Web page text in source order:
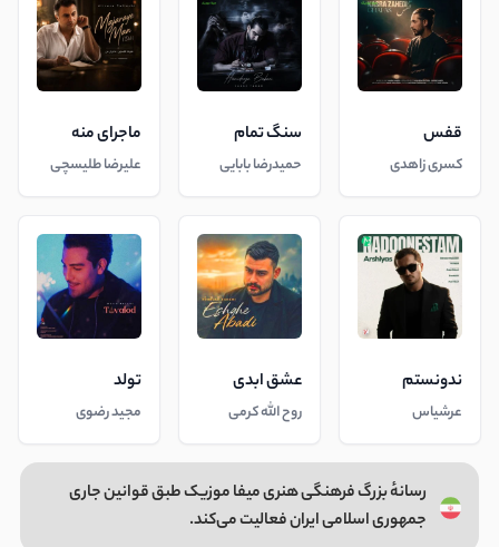
قفس
کسری زاهدی
سنگ تمام
حمیدرضا بابایی
ماجرای منه
علیرضا طلیسچی
ندونستم
عرشیاس
عشق ابدی
روح الله کرمی
تولد
مجید رضوی
رسانهٔ بزرگ فرهنگی هنری میفا موزیک طبق قوانین جاری
جمهوری اسلامی ایران فعالیت می‌کند.